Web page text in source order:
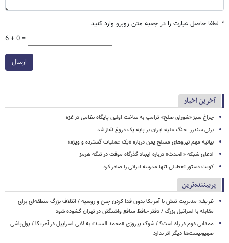
* لطفا حاصل عبارت را در جعبه متن روبرو وارد کنید
6 + 0 =
ارسال
آخرین اخبار
چراغ سبز «شورای صلح» ترامپ به ساخت اولین پایگاه نظامی در غزه
برنی سندرز: جنگ علیه ایران بر پایه یک دروغ آغاز شد
بیانیه مهم نیروهای مسلح یمن درباره «یک عملیات گسترده و ویژه»
ادعای شبکه «الحدث» درباره ایجاد گذرگاه موقت در تنگه هرمز
کویت دستور تعطیلی تنها مدرسه ایرانی را صادر کرد
پربیننده‌ترین
ظریف: مدیریت تنش با آمریکا بدون فدا کردن چین و روسیه / ائتلاف بزرگ منطقه‌ای برای
مقابله با اسرائیل بزرگ / دفتر حافظ منافع واشنگتن در تهران گشوده شود
ممدانی دوم در راه است؟ / شوک پیروزی «محمد السید» به لابی اسراییل در آمریکا / پول‌پاشی
صهیونیست‌ها دیگر اثر ندارد